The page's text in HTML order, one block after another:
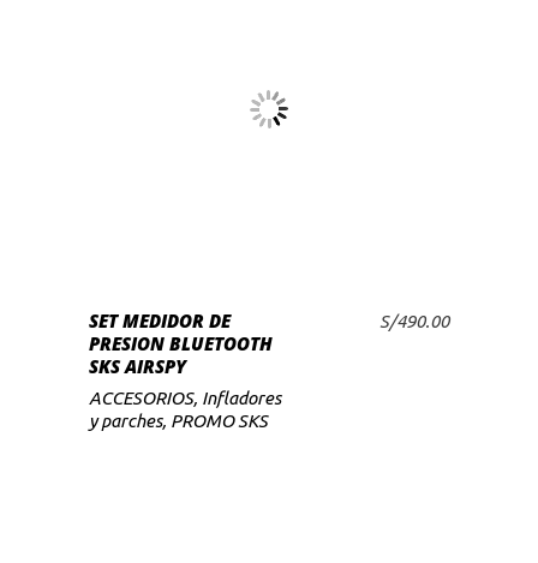
SELECCIONAR
OPCIONES
Este
se
elegir
SET MEDIDOR DE
PRESION BLUETOOTH
SKS AIRSPY
S/490.00
ACCESORIOS, Infladores
y parches, PROMO SKS